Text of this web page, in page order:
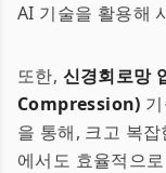
AI 기술을 활용해
또한, 신경회로망
Compression)
을 통해, 크고 복
에서도 효율적으